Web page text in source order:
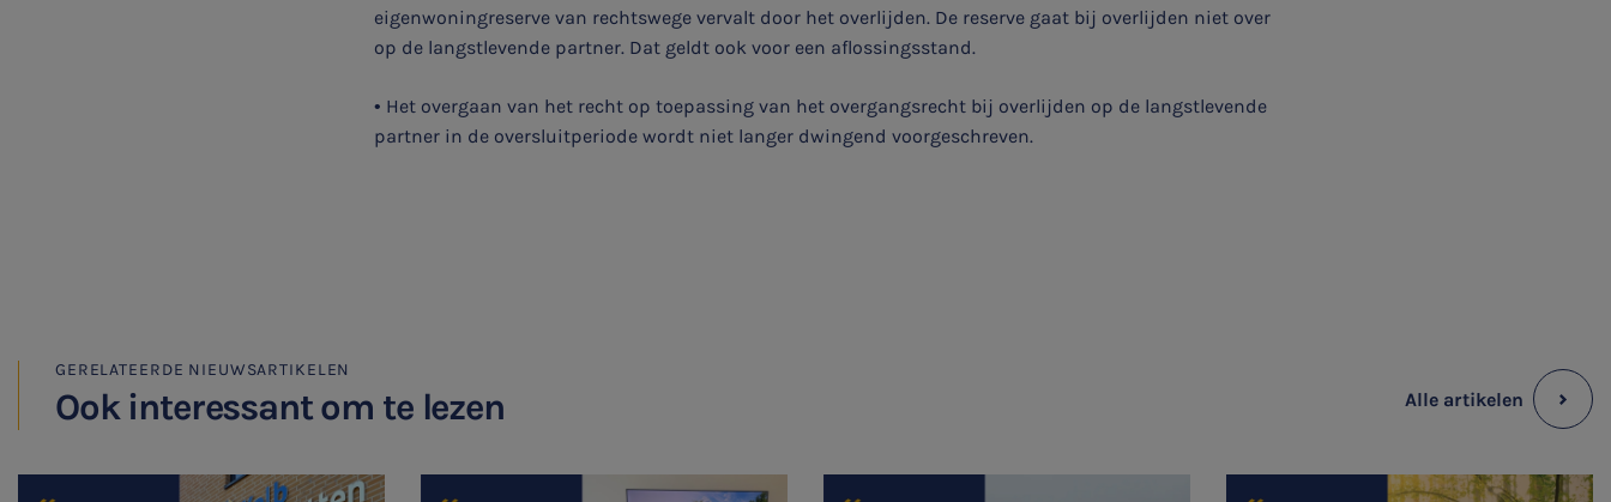
Audit
eigenwoningreserve van rechtswege vervalt door het overlijden. De reserve gaat bij overlijden niet over
op de langstlevende partner. Dat geldt ook voor een aflossingsstand.
• Het overgaan van het recht op toepassing van het overgangsrecht bij overlijden op de langstlevende
partner in de oversluitperiode wordt niet langer dwingend voorgeschreven.
GERELATEERDE NIEUWSARTIKELEN
Ook interessant om te lezen Alle artikelen